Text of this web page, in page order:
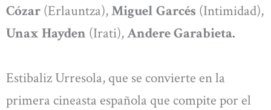
Cózar (Erlauntza),Miguel Garcés (Intimidad),
Unax Hayden (Irati),Andere Garabieta.
Estibaliz Urresola, que se convierte en la
primera cineasta española que compite por el